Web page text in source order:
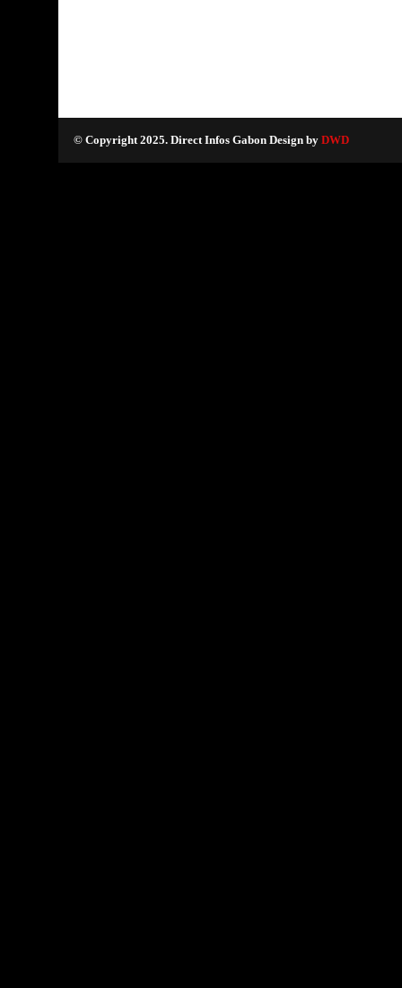
© Copyright 2025. Direct Infos Gabon Design by DWD